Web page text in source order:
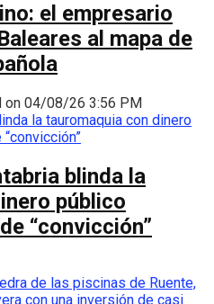
el empresario
al mapa de
on 04/08/26 3:56 PM
blinda la
público
“convicción”